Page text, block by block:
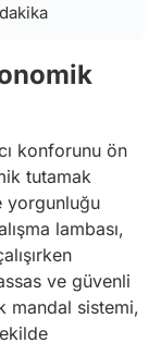
konforunu ön
tutamak
yorgunluğu
lambası,
ve güvenli
mandal sistemi,